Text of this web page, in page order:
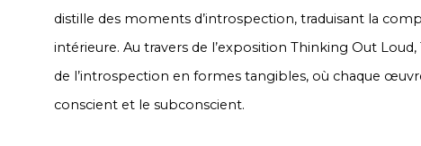
distille des moments d’introspection, traduisant la
intérieure. Au travers de l’exposition Thinking Out Loud
de l’introspection en formes tangibles, où chaque
conscient et le subconscient.